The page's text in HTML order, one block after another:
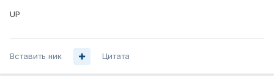
UP
Вставить ник Цитата